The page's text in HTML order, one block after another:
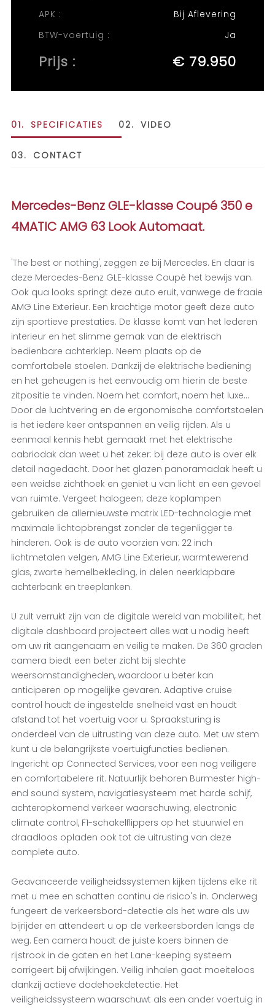
APK :
Bij Aflevering
BTW-voertuig :
Ja
Prijs : € 79.950
01. SPECIFICATIES 02. VIDEO
03. CONTACT
Mercedes-Benz GLE-klasse Coupé 350 e
4MATIC AMG 63 Look Automaat.
'The best or nothing', zeggen ze bij Mercedes. En daar is
deze Mercedes-Benz GLE-klasse Coupé het bewijs van.
Ook qua looks springt deze auto eruit, vanwege de fraaie
AMG Line Exterieur. Een krachtige motor geeft deze auto
zijn sportieve prestaties. De klasse komt van het lederen
interieur en het slimme gemak van de elektrisch
bedienbare achterklep. Neem plaats op de
comfortabele stoelen. Dankzij de elektrische bediening
en het geheugen is het eenvoudig om hierin de beste
zitpositie te vinden. Noem het comfort, noem het luxe...
Door de luchtvering en de ergonomische comfortstoelen
is het iedere keer ontspannen en veilig rijden. Als u
eenmaal kennis hebt gemaakt met het elektrische
cabriodak dan weet u het zeker: bij deze auto is over elk
detail nagedacht. Door het glazen panoramadak heeft u
een weidse zichthoek en geniet u van licht en een gevoel
van ruimte. Vergeet halogeen; deze koplampen
gebruiken de allernieuwste matrix LED-technologie met
maximale lichtopbrengst zonder de tegenligger te
hinderen. Ook is de auto voorzien van: 22 inch
lichtmetalen velgen, AMG Line Exterieur, warmtewerend
glas, zwarte hemelbekleding, in delen neerklapbare
achterbank en treeplanken.
U zult verrukt zijn van de digitale wereld van mobiliteit; het
digitale dashboard projecteert alles wat u nodig heeft
om uw rit aangenaam en veilig te maken. De 360 graden
camera biedt een beter zicht bij slechte
weersomstandigheden, waardoor u beter kan
anticiperen op mogelijke gevaren. Adaptive cruise
control houdt de ingestelde snelheid vast en houdt
afstand tot het voertuig voor u. Spraaksturing is
onderdeel van de uitrusting van deze auto. Met uw stem
kunt u de belangrijkste voertuigfuncties bedienen.
Ingericht op Connected Services, voor een nog veiligere
en comfortabelere rit. Natuurlijk behoren Burmester high-
end sound system, navigatiesysteem met harde schijf,
achteropkomend verkeer waarschuwing, electronic
climate control, F1-schakelflippers op het stuurwiel en
draadloos opladen ook tot de uitrusting van deze
complete auto.
Geavanceerde veiligheidssystemen kijken tijdens elke rit
met u mee en schatten continu de risico's in. Onderweg
fungeert de verkeersbord-detectie als het ware als uw
bijrijder en attendeert u op de verkeersborden langs de
weg. Een camera houdt de juiste koers binnen de
rijstrook in de gaten en het Lane-keeping systeem
corrigeert bij afwijkingen. Veilig inhalen gaat moeiteloos
dankzij actieve dodehoekdetectie. Het
veiligheidssysteem waarschuwt als een ander voertuig in